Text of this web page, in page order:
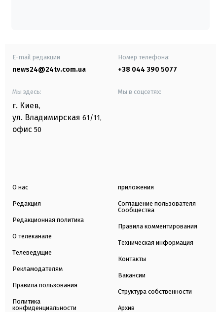
E-mail редакции
news24@24tv.com.ua
Номер телефона:
+38 044 390 5077
Мы здесь:
г. Киев,
ул. Владимирская 61/11,
офис 50
Мы в соцсетях:
О нас
Редакция
Редакционная политика
О телеканале
Телеведущие
Рекламодателям
Правила пользования
Политика
конфиденциальности
приложения
Соглашение пользователя
Сообщества
Правила комментирования
Техническая информация
Контакты
Вакансии
Структура собственности
Архив